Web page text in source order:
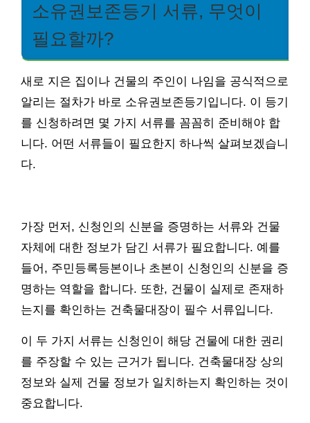
소유권보존등기 서류, 무엇이
필요할까?
새로 지은 집이나 건물의 주인이 나임을 공식적으로
알리는 절차가 바로 소유권보존등기입니다. 이 등기
를 신청하려면 몇 가지 서류를 꼼꼼히 준비해야 합
니다. 어떤 서류들이 필요한지 하나씩 살펴보겠습니
다.
가장 먼저, 신청인의 신분을 증명하는 서류와 건물
자체에 대한 정보가 담긴 서류가 필요합니다. 예를
들어, 주민등록등본이나 초본이 신청인의 신분을 증
명하는 역할을 합니다. 또한, 건물이 실제로 존재하
는지를 확인하는 건축물대장이 필수 서류입니다.
이 두 가지 서류는 신청인이 해당 건물에 대한 권리
를 주장할 수 있는 근거가 됩니다. 건축물대장 상의
정보와 실제 건물 정보가 일치하는지 확인하는 것이
중요합니다.